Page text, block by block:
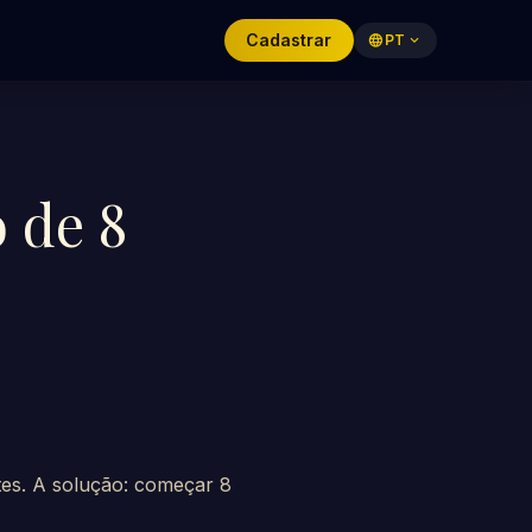
Cadastrar language PT expand_more
8
A solução: começar 8